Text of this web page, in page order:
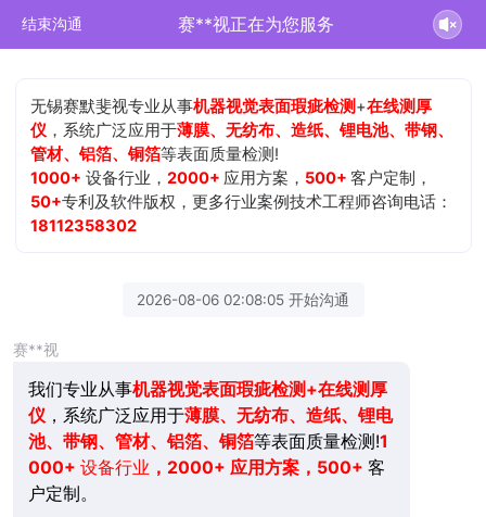
结束沟通 赛**视正在为您服务
无锡赛默斐视专业从事机器视觉表面瑕疵检测 +在线测厚
仪 ，系统广泛应用于薄膜、无纺布、造纸、锂电池、带钢、
管材、铝箔、铜箔等表面质量检测!
1000+ 设备行业，2000+ 应用方案， 500+客户定制，
50+专利及软件版权，更多行业案例技术工程师咨询电话：
18112358302
2026-08-06 02:08:05 开始沟通
赛**视
我们专业从事机器视觉表面瑕疵检测+在线测厚
仪 ，系统广泛应用于薄膜、无纺布、造纸、锂电
池、带钢、管材、铝箔、铜箔等表面质量检测!1
000+ 设备行业 ，2000+ 应用方案，500+ 客
户定制。